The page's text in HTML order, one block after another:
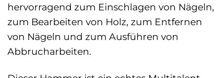
hervorragend zum Einschlagen von Nägeln,
zum Bearbeiten von Holz, zum Entfernen
von Nägeln und zum Ausführen von
Abbrucharbeiten.